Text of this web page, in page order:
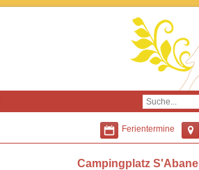
Ferientermine
Campingplatz S'Abanell